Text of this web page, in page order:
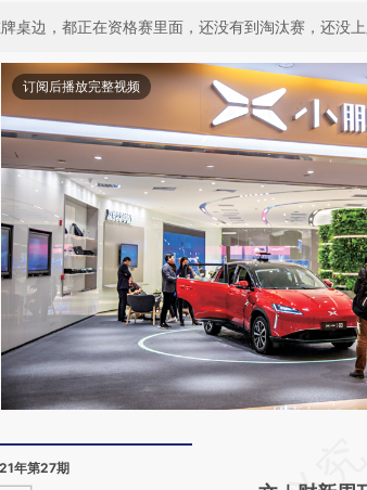
桌边，都正在资格赛里面，还没有到淘汰赛，还没上
订阅后播放完整视频
年第27期